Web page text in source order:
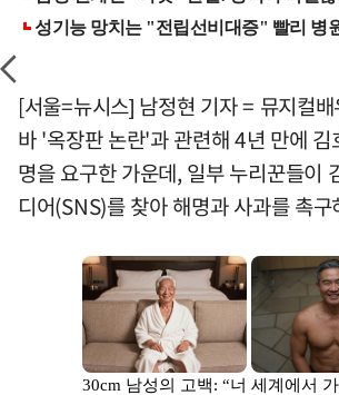
[서울=뉴시스] 남정현 기자 = 뮤지컬
바 '옥장판 논란'과 관련해 4년 만에 김
명을 요구한 가운데, 일부 누리꾼들이
디어(SNS)를 찾아 해명과 사과를 촉